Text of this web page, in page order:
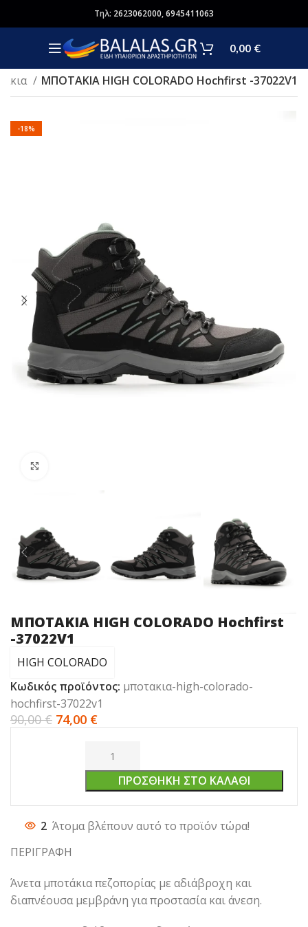
Τηλ: 2623062000,6945411063
0,00 €
ΜΠΟΤΑΚΙΑ HIGH COLORADO Hochfirst -37022V1
-18%
ΜΠΟΤΑΚΙΑ HIGH COLORADO Hochfirst
-37022V1
HIGH COLORADO
Κωδικός προϊόντος: μποτακια-high-colorado-
hochfirst-37022v1
90,00€ 74,00 €
ΠΡΟΣΘΉΚΗ ΣΤΟ ΚΑΛΆΘΙ
2 Άτομα βλέπουν αυτό το προϊόν τώρα!
ΠΕΡΙΓΡΑΦΗ
Άνετα μποτάκια πεζοπορίας με αδιάβροχη και
διαπνέουσα μεμβράνη για προστασία και άνεση.